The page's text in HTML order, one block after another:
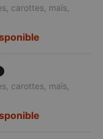
carottes, maïs,
carottes, maïs,